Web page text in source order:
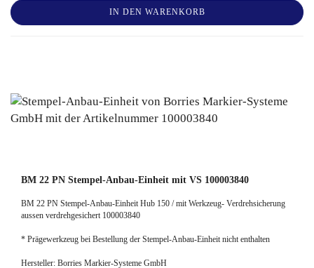
IN DEN WARENKORB
BM 22 PN Stempel-Anbau-Einheit mit VS 100003840
BM 22 PN Stempel-Anbau-Einheit Hub 150 / mit Werkzeug- Verdrehsicherung
aussen verdrehgesichert 100003840
* Prägewerkzeug bei Bestellung der Stempel-Anbau-Einheit nicht enthalten
Hersteller: Borries Markier-Systeme GmbH